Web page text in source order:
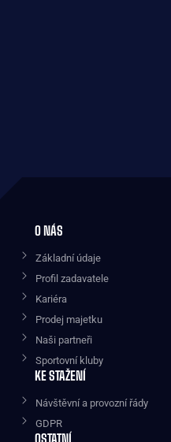
O NÁS
Základní údaje
Profil zadavatele
Kariéra
Prodej majetku
Naši partneři
Sportovní kluby
KE STAŽENÍ
Návštěvní a provozní řády
GDPR
OSTATNÍ